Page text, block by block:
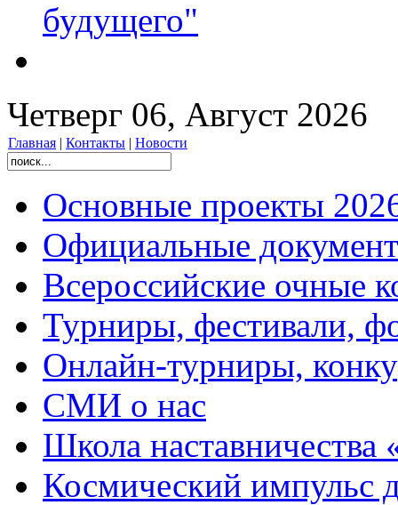
будущего"
Четверг 06, Август 2026
Главная | Контакты | Новости
Основные проекты
Официальные
Всероссийские очные
Турниры, фестивали,
Онлайн-турниры,
СМИ о нас
Школа
Космический импульс